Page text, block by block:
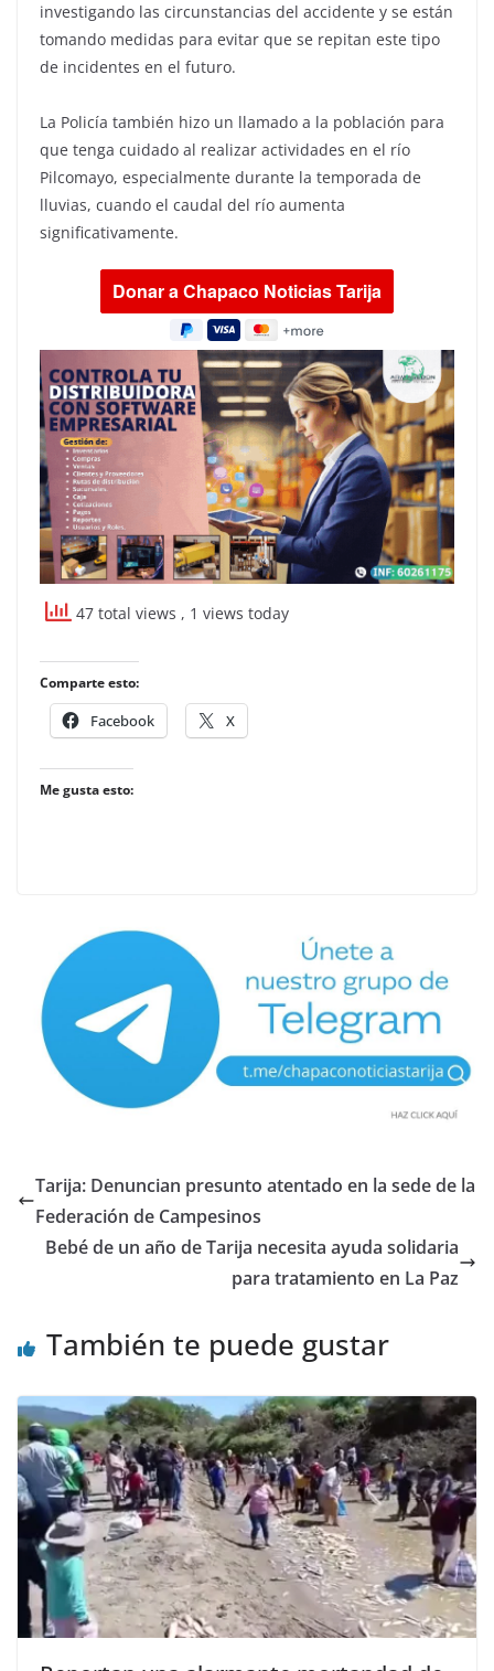
investigando las circunstancias del accidente y se están
tomando medidas para evitar que se repitan este tipo
de incidentes en el futuro.
La Policía también hizo un llamado a la población para
que tenga cuidado al realizar actividades en el río
Pilcomayo, especialmente durante la temporada de
lluvias, cuando el caudal del río aumenta
significativamente.
47 total views , 1 views today
Comparte esto:
Facebook X
Me gusta esto:
Tarija: Denuncian presunto atentado en la sede de la
Federación de Campesinos
Bebé de un año de Tarija necesita ayuda solidaria
para tratamiento en La Paz
También te puede gustar